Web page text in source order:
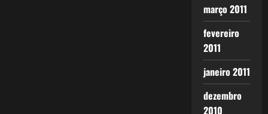
março 2011
fevereiro
2011
janeiro 2011
dezembro
2010